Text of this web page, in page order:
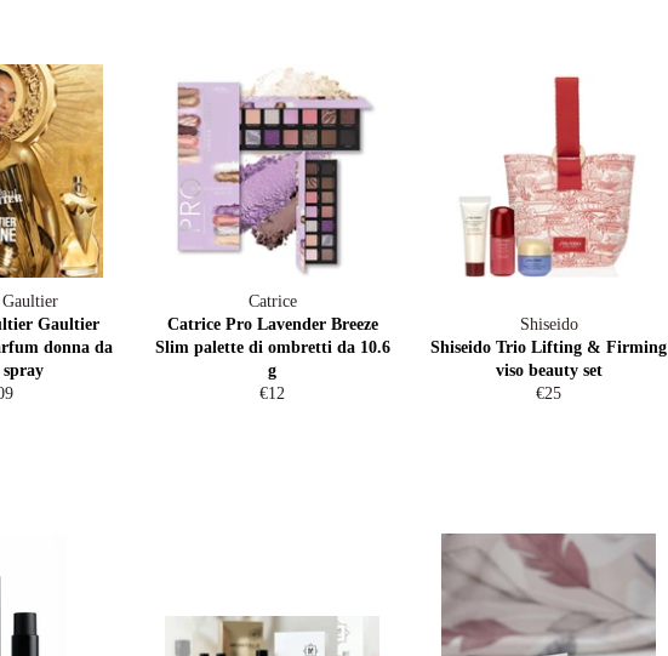
Gaultier
Gaultier
donna da
spray
Catrice
Catrice Pro Lavender Breeze
Slim palette di ombretti da 10.6
g
Regular
€12
Shiseido
Shiseido Trio Lifting & Firming
viso beauty set
Regular
€25